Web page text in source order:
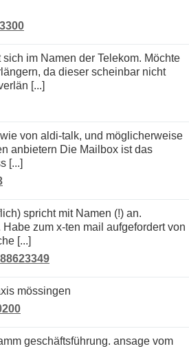
da dieser scheinbar nicht
[...]
anbietern Die Mailbox ist das
[...]
zum x-ten mail aufgefordert von
[...]
mössingen